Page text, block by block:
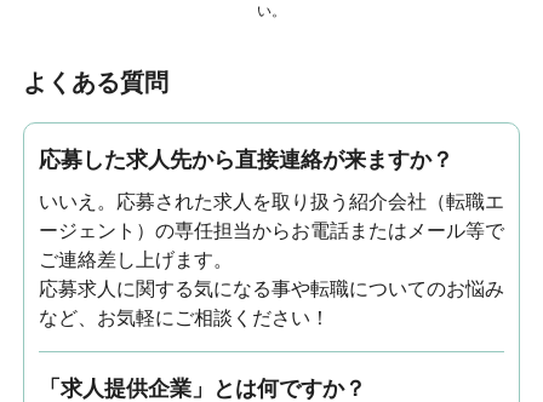
い。
よくある質問
応募した求人先から直接連絡が来ますか？
いいえ。応募された求人を取り扱う紹介会社（転職エ
ージェント）の専任担当からお電話またはメール等で
ご連絡差し上げます。
応募求人に関する気になる事や転職についてのお悩み
など、お気軽にご相談ください！
「求人提供企業」とは何ですか？